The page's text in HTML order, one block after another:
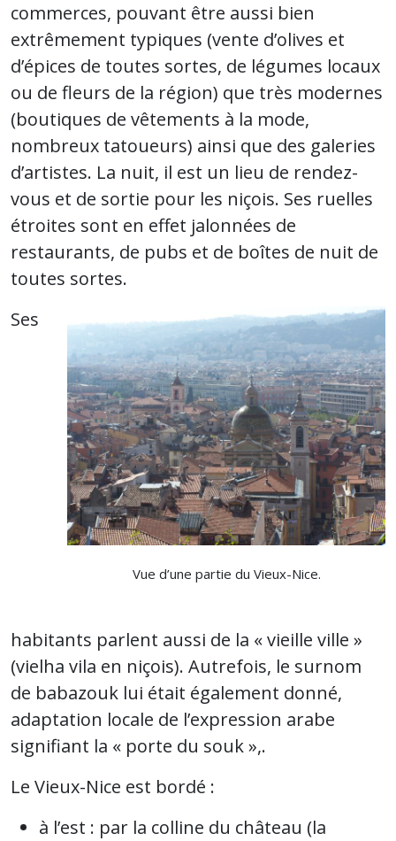
commerces, pouvant être aussi bien
extrêmement typiques (vente d’olives et
d’épices de toutes sortes, de légumes locaux
ou de fleurs de la région) que très modernes
(boutiques de vêtements à la mode,
nombreux tatoueurs) ainsi que des galeries
d’artistes. La nuit, il est un lieu de rendez-
vous et de sortie pour les niçois. Ses ruelles
étroites sont en effet jalonnées de
restaurants, de pubs et de boîtes de nuit de
toutes sortes.
Vue d’une partie du Vieux-Nice.
Ses
habitants parlent aussi de la « vieille ville »
(vielha vila en niçois). Autrefois, le surnom
de babazouk lui était également donné,
adaptation locale de l’expression arabe
signifiant la « porte du souk »,.
Le Vieux-Nice est bordé :
à l’est : par la colline du château (la